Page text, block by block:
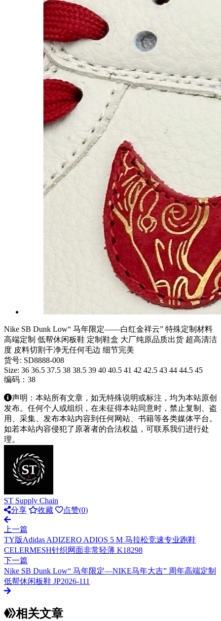
Nike SB Dunk Low“ 马年限定——白红金祥云” 特殊定制材料
高端定制 低帮休闲板鞋 定制鞋盒 大厂纯原品质出货 超高清洁
度 皮料切割干净无任何毛边 细节完美
货号: SD8888-008
Size: 36 36.5 37.5 38 38.5 39 40 40.5 41 42 42.5 43 44 44.5 45
编码：38
声明：本站所有文章，如无特殊说明或标注，均为本站原创
发布。任何个人或组织，在未征得本站同意时，禁止复制、盗
用、采集、发布本站内容到任何网站、书籍等各类媒体平台。
如若本站内容侵犯了原著者的合法权益，可联系我们进行处
理。
ST Supply Chain
分享
收藏 点赞(0)
上一篇
TY版Adidas ADIZERO ADIOS 5 M 马拉松竞速专业跑鞋
CELERMESH针织网面非常轻薄 K18298
下一篇
Nike SB Dunk Low“ 马年限定—NIKE马年大吉” 周年高端定制
低帮休闲板鞋 JP2026-111
相关文章